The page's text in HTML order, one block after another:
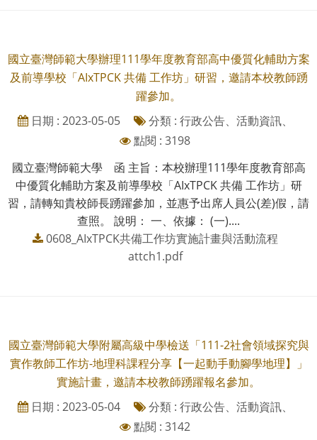
國立臺灣師範大學辦理111學年度教育部高中優質化輔助方案
及前導學校「AIxTPCK 共備 工作坊」研習，邀請本校教師踴
躍參加。
日期 : 2023-05-05
分類 : 行政公告、活動資訊、
點閱 : 3198
國立臺灣師範大學 函 主旨：本校辦理111學年度教育部高
中優質化輔助方案及前導學校「AIxTPCK 共備 工作坊」研
習，請轉知貴校師長踴躍參加，並惠予出席人員公(差)假，請
查照。 說明： 一、依據： (一)....
0608_AIxTPCK共備工作坊實施計畫與活動流程
attch1.pdf
國立臺灣師範大學附屬高級中學檢送「111-2社會領域探究與
實作教師工作坊-地理科課程分享【一起動手動腳學地理】」
實施計畫，邀請本校教師踴躍報名參加。
日期 : 2023-05-04
分類 : 行政公告、活動資訊、
點閱 : 3142